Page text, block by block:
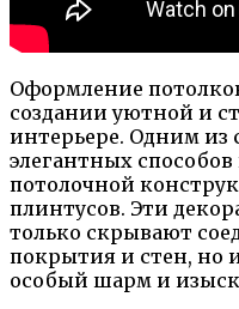
Оформление
создании уютной и
интерьере. Одним
элегантных
потолочной
плинтусов. Эти
только скрывают
покрытия и стен,
особый шарм и